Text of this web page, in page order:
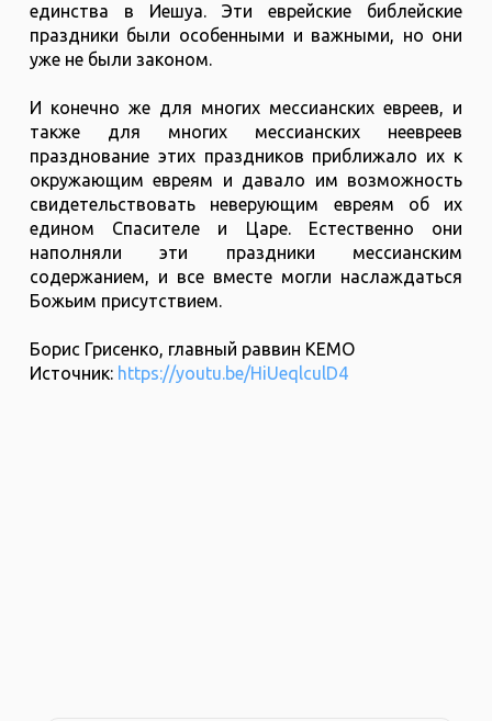
единства в Иешуа. Эти еврейские библейские
праздники были особенными и важными, но они
уже не были законом.
И конечно же для многих мессианских евреев, и
также для многих мессианских неевреев
празднование этих праздников приближало их к
окружающим евреям и давало им возможность
свидетельствовать неверующим евреям об их
едином Спасителе и Царе. Естественно они
наполняли эти праздники мессианским
содержанием, и все вместе могли наслаждаться
Божьим присутствием.
Борис Грисенко, главный раввин КЕМО
Источник: https://youtu.be/HiUeqlculD4